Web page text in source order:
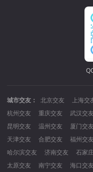
城市交友： 北京交友 上海交
杭州交友
重庆交友 武汉交友
昆明交友
温州交友 厦门交友
天津交友
合肥交友 福州交友
哈尔滨交友
济南交友 石家
太原交友
南宁交友 海口交友